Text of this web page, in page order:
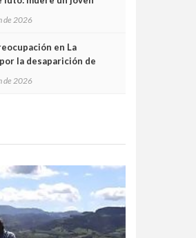
de 2026
en La
la desaparición de
de 2026